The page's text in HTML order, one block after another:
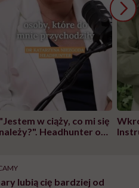
"Jestem w ciąży, co mi się
należy?". Headhunter o
lubią cię bardziej od